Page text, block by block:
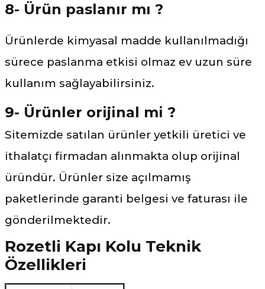
8- Ürün paslanır mı ?
Ürünlerde kimyasal madde kullanılmadığı
sürece paslanma etkisi olmaz ev uzun süre
kullanım sağlayabilirsiniz.
9- Ürünler orijinal mi ?
Sitemizde satılan ürünler yetkili üretici ve
ithalatçı firmadan alınmakta olup orijinal
üründür. Ürünler size açılmamış
paketlerinde garanti belgesi ve faturası ile
gönderilmektedir.
Rozetli Kapı Kolu Teknik
Özellikleri